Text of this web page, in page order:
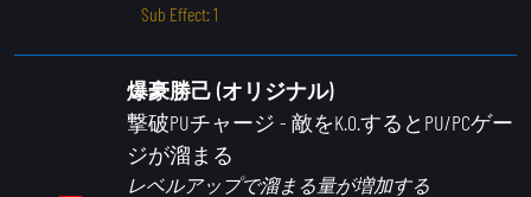
Sub Effect: 1
爆豪勝己 (オリジナル)
撃破PUチャージ - 敵をK.O.するとPU/PCゲー
ジが溜まる
レベルアップで溜まる量が増加する